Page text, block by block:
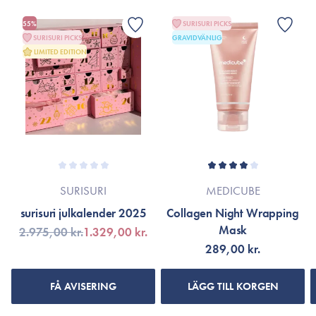
Extract, Calendula Officinalis Flower Extract, Anemarrhena
Asphodelodes Root Extract
*Ingredienslistan kan eventuellt ha ändrats på grund av
löpande produktförbättringar. Om så är fallet hänvisas till
produktförpackningen eller till varumärkets officiella hemsida.
55%
SURISURI PICKS
LIMITED EDITION
SURISURI
surisuri julkalender 2025
2.975,00 kr.1.329,00 kr.
FÅ AVISERING
SURISURI PICKS
GRAVIDVÄNLIG
MEDICUBE
Collagen Night Wrapping
Mask
289,00 kr.
LÄGG TILL KORGEN